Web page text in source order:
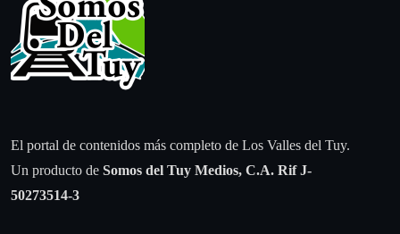
El portal de contenidos más completo de Los Valles del Tuy.
Un producto de Somos del Tuy Medios, C.A. Rif J-
50273514-3